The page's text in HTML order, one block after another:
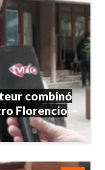
combinó
Florencio